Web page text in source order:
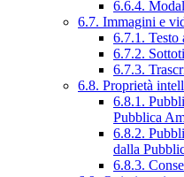
6.6.4.
6.7. Immagini e
6.7.1. Testo
6.7.2.
6.7.3.
6.8. Proprietà
6.8.1.
Pubblica
6.8.2.
dalla
6.8.3.